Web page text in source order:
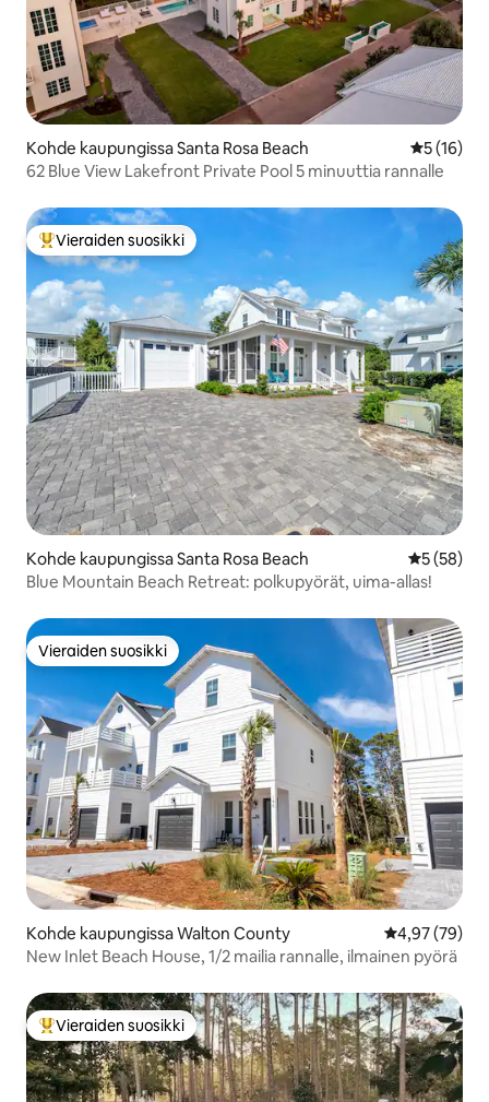
Kohde kaupungissa Santa Rosa Beach
5 (16)
62 Blue View Lakefront Private Pool 5 minuuttia rannalle
Vieraiden suosikkien parhaimmistoa
Vieraiden suosikki
Kohde kaupungissa Santa Rosa Beach
5 (58)
Blue Mountain Beach Retreat: polkupyörät, uima-allas!
Vieraiden suosikki
Vieraiden suosikki
Kohde kaupungissa Walton County
4,97 (79)
New Inlet Beach House, 1/2 mailia rannalle, ilmainen pyörä
Vieraiden suosikkien parhaimmistoa
Vieraiden suosikki